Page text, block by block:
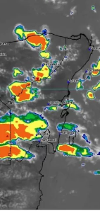
en que los
dólar, que
para los
de Noticias
las noticias
oficial de